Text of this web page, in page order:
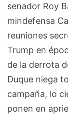
senador Roy
mindefensa
reuniones
Trump en
de la derrota
Duque niega
campaña, lo
ponen en